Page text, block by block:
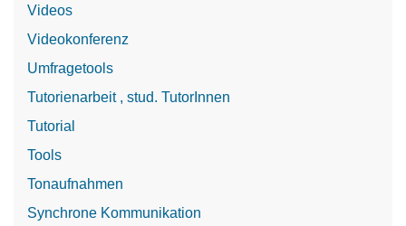
Videos
Videokonferenz
Umfragetools
Tutorienarbeit , stud. TutorInnen
Tutorial
Tools
Tonaufnahmen
Synchrone Kommunikation